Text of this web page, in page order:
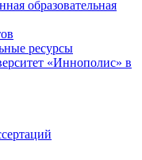
образовательная
ресурсы
«Иннополис» в